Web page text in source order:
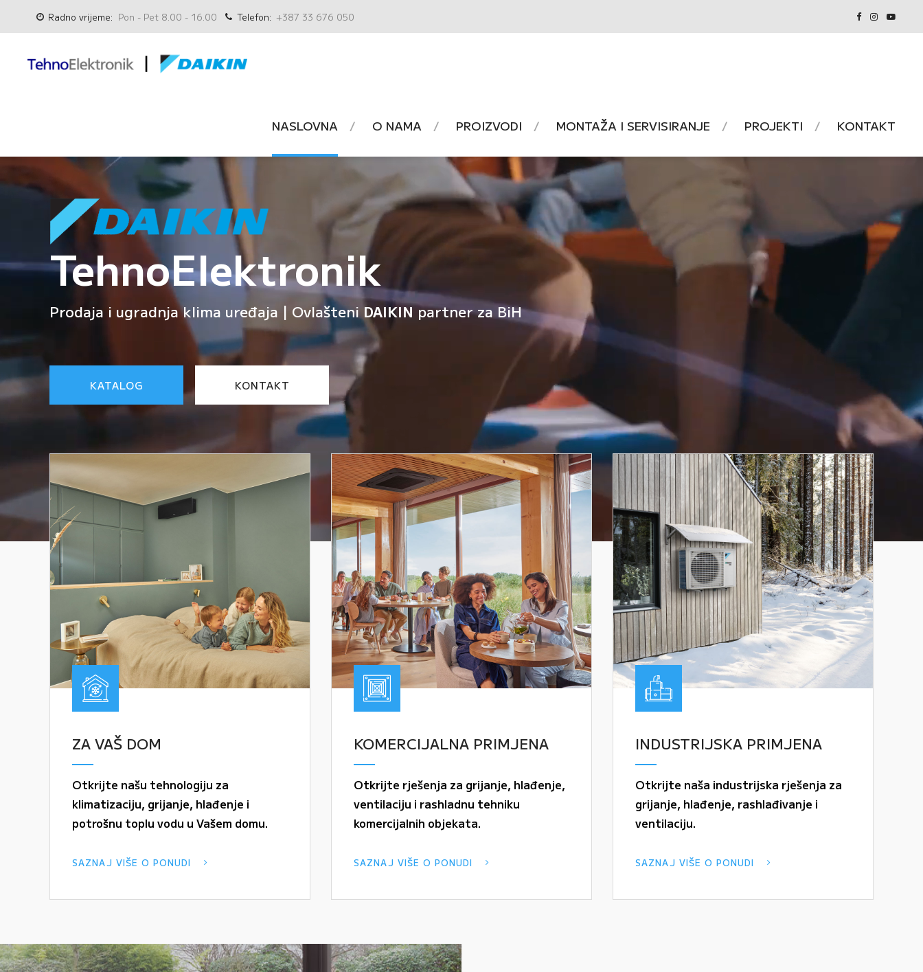
Radno vrijeme: Pon - Pet 8.00 - 16.00 Telefon: +387 33 676 050
NASLOVNA O NAMA PROIZVODI MONTAŽA I SERVISIRANJE PROJEKTI KONTAKT
TehnoElektronik
Prodaja i ugradnja klima uređaja | Ovlašteni DAIKINpartner za BiH
KATALOG KONTAKT
ZA VAŠ DOM
Otkrijte našu tehnologiju za
klimatizaciju, grijanje, hlađenje i
potrošnu toplu vodu u Vašem domu.
SAZNAJ VIŠE O PONUDI
KOMERCIJALNA PRIMJENA
Otkrijte rješenja za grijanje, hlađenje,
ventilaciju i rashladnu tehniku
komercijalnih objekata.
SAZNAJ VIŠE O PONUDI
INDUSTRIJSKA PRIMJENA
Otkrijte naša industrijska rješenja za
grijanje, hlađenje, rashlađivanje i
ventilaciju.
SAZNAJ VIŠE O PONUDI